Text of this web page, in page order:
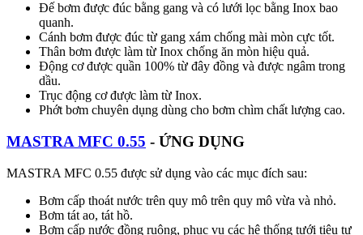
Đế bơm được đúc bằng gang và có lưới lọc bằng Inox bao
quanh.
Cánh bơm được đúc từ gang xám chống mài mòn cực tốt.
Thân bơm được làm từ Inox chống ăn mòn hiệu quả.
Động cơ được quần 100% từ đây đồng và được ngâm trong
dầu.
Trục động cơ được làm từ Inox.
Phớt bơm chuyên dụng dùng cho bơm chìm chất lượng cao.
MASTRA MFC 0.55 - ỨNG DỤNG
MASTRA MFC 0.55 được sử dụng vào các mục đích sau:
Bơm cấp thoát nước trên quy mô trên quy mô vừa và nhỏ.
Bơm tát ao, tát hồ.
Bơm cấp nước đồng ruộng, phục vụ các hệ thống tưới tiêu tự